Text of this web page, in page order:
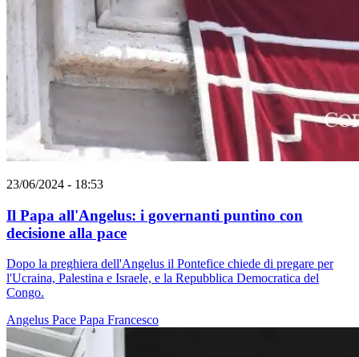
23/06/2024 - 18:53
Il Papa all'Angelus: i governanti puntino con
decisione alla pace
Dopo la preghiera dell'Angelus il Pontefice chiede di pregare per
l'Ucraina, Palestina e Israele, e la Repubblica Democratica del
Congo.
Angelus Pace Papa Francesco